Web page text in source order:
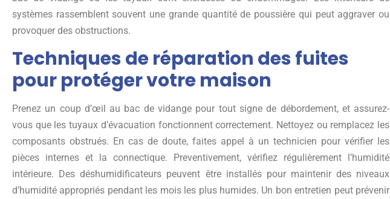
systèmes rassemblent souvent une grande quantité de poussière qui peut aggraver ou
provoquer des obstructions.
Techniques de réparation des fuites
pour protéger votre maison
Prenez un coup d’œil au bac de vidange pour tout signe de débordement, et assurez-
vous que les tuyaux d’évacuation fonctionnent correctement. Nettoyez ou remplacez les
composants obstrués. En cas de doute, faites appel à un technicien pour vérifier les
pièces internes et la connectique. Preventivement, vérifiez régulièrement l’humidité
intérieure. Des déshumidificateurs peuvent être installés pour maintenir des niveaux
d’humidité appropriés pendant les mois les plus humides. Un bon entretien peut prévenir